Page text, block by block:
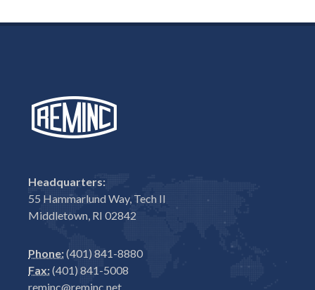
Headquarters:
55 Hammarlund Way, Tech II
Middletown, RI 02842
Phone:(401) 841-8880
Fax:(401) 841-5008
reminc@reminc.net